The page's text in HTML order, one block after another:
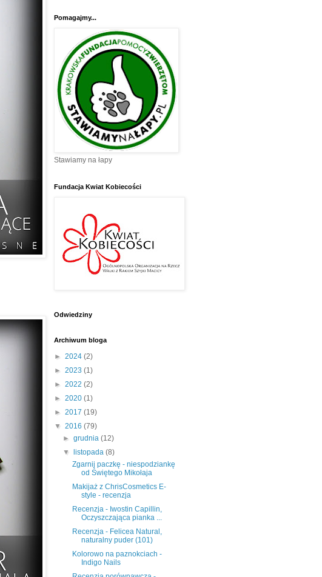
Pomagajmy...
Stawiamy na łapy
Fundacja Kwiat Kobiecości
Odwiedziny
Archiwum bloga
► 2024 (2)
► 2023 (1)
► 2022 (2)
► 2020 (1)
► 2017 (19)
▼ 2016 (79)
►grudnia(12)
▼
listopada(8)
Zgarnij paczkę - niespodziankę
od Świętego Mikołaja
Makijaż z ChrisCosmetics E-
style - recenzja
Recenzja - Iwostin Capillin,
Oczyszczająca pianka ...
Recenzja - Felicea Natural,
naturalny puder (101)
Kolorowo na paznokciach -
Indigo Nails